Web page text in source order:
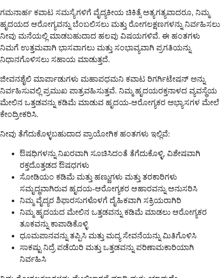
ಗಮನಾರ್ಹ ಕವಾಟ ಸಮಸ್ಯೆಗಳಿಗೆ ವೈದ್ಯಕೀಯ ಚಿಕಿತ್ಸೆ ಅತ್ಯಗತ್ಯವಾದರೂ, ನಿಮ್ಮ
ಹೃದಯದ ಆರೋಗ್ಯವನ್ನು ಬೆಂಬಲಿಸಲು ಮತ್ತು ರೋಗಲಕ್ಷಣಗಳನ್ನು ನಿರ್ವಹಿಸಲು
ನೀವು ಮನೆಯಲ್ಲಿ ಮಾಡಬಹುದಾದ ಹಲವು ವಿಷಯಗಳಿವೆ. ಈ ಹಂತಗಳು
ನಿಮಗೆ ಉತ್ತಮವಾಗಿ ಭಾಸವಾಗಲು ಮತ್ತು ಸಂಭಾವ್ಯವಾಗಿ ಪ್ರಗತಿಯನ್ನು
ನಿಧಾನಗೊಳಿಸಲು ಸಹಾಯ ಮಾಡುತ್ತದೆ.
ಜೀವನಶೈಲಿ ಮಾರ್ಪಾಡುಗಳು ಮಹಾಪಧಮನಿ ಕವಾಟ ರಿಗರ್ಗಿಟೇಷನ್ ಅನ್ನು
ನಿರ್ವಹಿಸುವಲ್ಲಿ ಪ್ರಮುಖ ಪಾತ್ರವಹಿಸುತ್ತವೆ. ನಿಮ್ಮ ಹೃದಯರಕ್ತನಾಳದ ವ್ಯವಸ್ಥೆಯ
ಮೇಲಿನ ಒತ್ತಡವನ್ನು ಕಡಿಮೆ ಮಾಡುವ ಹೃದಯ-ಆರೋಗ್ಯಕರ ಅಭ್ಯಾಸಗಳ ಮೇಲೆ
ಕೇಂದ್ರೀಕರಿಸಿ.
ನೀವು ತೆಗೆದುಕೊಳ್ಳಬಹುದಾದ ಪ್ರಾಯೋಗಿಕ ಹಂತಗಳು ಇಲ್ಲಿವೆ:
ಔಷಧಿಗಳನ್ನು ನಿಖರವಾಗಿ ಸೂಚಿಸಿದಂತೆ ತೆಗೆದುಕೊಳ್ಳಿ, ವಿಶೇಷವಾಗಿ
ರಕ್ತದೊತ್ತಡದ ಔಷಧಗಳು
ಸೋಡಿಯಂ ಕಡಿಮೆ ಮತ್ತು ಹಣ್ಣುಗಳು ಮತ್ತು ತರಕಾರಿಗಳು
ಸಮೃದ್ಧವಾಗಿರುವ ಹೃದಯ-ಆರೋಗ್ಯಕರ ಆಹಾರವನ್ನು ಅನುಸರಿಸಿ
ನಿಮ್ಮ ವೈದ್ಯರ ಶಿಫಾರಸುಗಳೊಳಗೆ ದೈಹಿಕವಾಗಿ ಸಕ್ರಿಯರಾಗಿರಿ
ನಿಮ್ಮ ಹೃದಯದ ಮೇಲಿನ ಒತ್ತಡವನ್ನು ಕಡಿಮೆ ಮಾಡಲು ಆರೋಗ್ಯಕರ
ತೂಕವನ್ನು ಕಾಪಾಡಿಕೊಳ್ಳಿ
ಧೂಮಪಾನವನ್ನು ತಪ್ಪಿಸಿ ಮತ್ತು ಮದ್ಯ ಸೇವನೆಯನ್ನು ಮಿತಿಗೊಳಿಸಿ
ಸಾಕಷ್ಟು ನಿದ್ರೆ ಪಡೆಯಿರಿ ಮತ್ತು ಒತ್ತಡವನ್ನು ಪರಿಣಾಮಕಾರಿಯಾಗಿ
ನಿರ್ವಹಿಸಿ